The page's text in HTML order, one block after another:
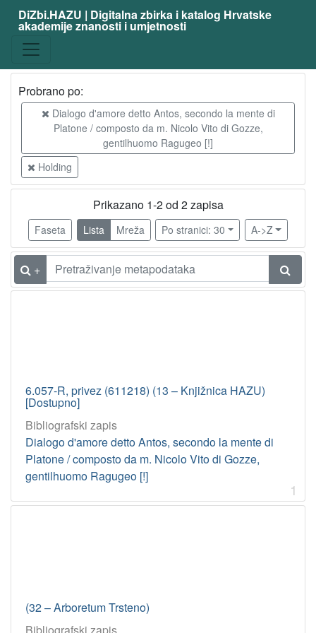
DiZbi.HAZU | Digitalna zbirka i katalog Hrvatske
akademije znanosti i umjetnosti
Probrano po:
Dialogo d'amore detto Antos, secondo la mente di
Platone / composto da m. Nicolo Vito di Gozze,
gentilhuomo Ragugeo [!]
Holding
Prikazano 1-2 od 2 zapisa
Faseta Lista Mreža Po stranici: 30 A->Z
+
6.057-R, privez (611218) (13 – Knjižnica HAZU)
[Dostupno]
Bibliografski zapis
Dialogo d'amore detto Antos, secondo la mente di
Platone / composto da m. Nicolo Vito di Gozze,
gentilhuomo Ragugeo [!]
1
(32 – Arboretum Trsteno)